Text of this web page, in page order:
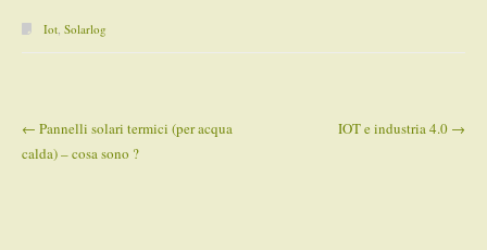
Iot, Solarlog
← Pannelli solari termici (per acqua
calda) – cosa sono ?
IOT e industria 4.0 →